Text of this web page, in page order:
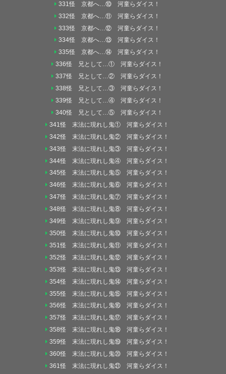
331怪 京都へ…⑩ 河童らダイス！
332怪 京都へ…⑪ 河童らダイス！
333怪 京都へ…⑫ 河童らダイス！
334怪 京都へ…⑬ 河童らダイス！
335怪 京都へ…⑭ 河童らダイス！
336怪 兄として…① 河童らダイス！
337怪 兄として…② 河童らダイス！
338怪 兄として…③ 河童らダイス！
339怪 兄として…④ 河童らダイス！
340怪 兄として…⑤ 河童らダイス！
341怪 末法に現れし鬼① 河童らダイス！
342怪 末法に現れし鬼② 河童らダイス！
343怪 末法に現れし鬼③ 河童らダイス！
344怪 末法に現れし鬼④ 河童らダイス！
345怪 末法に現れし鬼⑤ 河童らダイス！
346怪 末法に現れし鬼⑥ 河童らダイス！
347怪 末法に現れし鬼⑦ 河童らダイス！
348怪 末法に現れし鬼⑧ 河童らダイス！
349怪 末法に現れし鬼⑨ 河童らダイス！
350怪 末法に現れし鬼⑩ 河童らダイス！
351怪 末法に現れし鬼⑪ 河童らダイス！
352怪 末法に現れし鬼⑫ 河童らダイス！
353怪 末法に現れし鬼⑬ 河童らダイス！
354怪 末法に現れし鬼⑭ 河童らダイス！
355怪 末法に現れし鬼⑮ 河童らダイス！
356怪 末法に現れし鬼⑯ 河童らダイス！
357怪 末法に現れし鬼⑰ 河童らダイス！
358怪 末法に現れし鬼⑱ 河童らダイス！
359怪 末法に現れし鬼⑲ 河童らダイス！
360怪 末法に現れし鬼⑳ 河童らダイス！
361怪 末法に現れし鬼㉑ 河童らダイス！